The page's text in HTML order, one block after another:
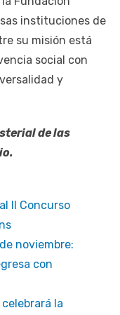
instituciones de
su misión está
social con
y
de las
II Concurso
noviembre:
con
la